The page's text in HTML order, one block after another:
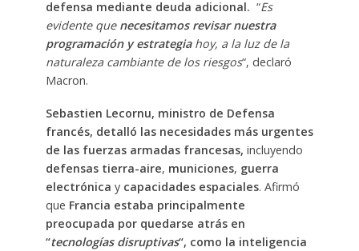
defensa mediante deuda adicional. “Es
evidente que necesitamos revisar nuestra
programación y estrategiahoy, a la luz de la
naturaleza cambiante de los riesgos“, declaró
Macron.
Sebastien Lecornu, ministro de Defensa
francés, detalló las necesidades más urgentes
de las fuerzas armadas francesas, incluyendo
defensas tierra-aire, municiones, guerra
electrónica y capacidades espaciales. Afirmó
que Francia estaba principalmente
preocupada por quedarse atrás en
“tecnologías disruptivas“, como la inteligencia